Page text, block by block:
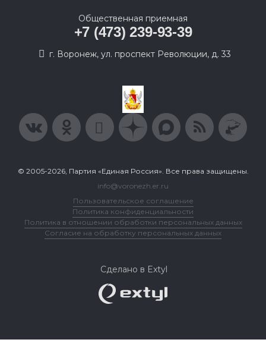
Общественная приемная
+7 (473) 239-93-39
г. Воронеж, ул. проспект Революции, д. 33
© 2005-2026, Партия «Единая Россия». Все права защищены.
info@voronezh.er.ru
Пользовательское соглашение
Политика конфиденциальности
Политика в отношении обработки персональных данных
Согласие на обработку персональных данных
Сделано в Extyl